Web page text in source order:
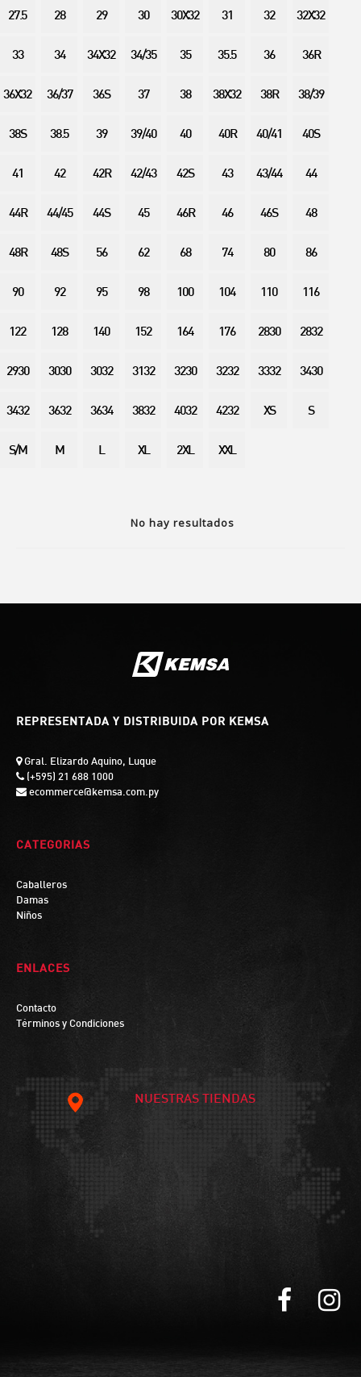
No hay resultados
27.5 28 29 30 30X32 31 32 32X32
33 34 34X32 34/35 35 35.5 36 36R
36X32 36/37 36S 37 38 38X32 38R 38/39
38S 38.5 39 39/40 40 40R 40/41 40S
41 42 42R 42/43 42S 43 43/44 44
44R 44/45 44S 45 46R 46 46S 48
48R 48S 56 62 68 74 80 86
90 92 95 98 100 104 110 116
122 128 140 152 164 176 2830 2832
2930 3030 3032 3132 3230 3232 3332 3430
3432 3632 3634 3832 4032 4232 XS S
S/M M L XL 2XL XXL
REPRESENTADA Y DISTRIBUIDA POR KEMSA
Gral. Elizardo Aquino, Luque
(+595) 21 688 1000
ecommerce@kemsa.com.py
CATEGORIAS
Caballeros
Damas
Niños
ENLACES
Contacto
Términos y Condiciones
NUESTRAS TIENDAS